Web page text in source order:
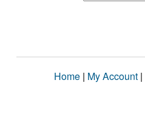
Home | My Account |